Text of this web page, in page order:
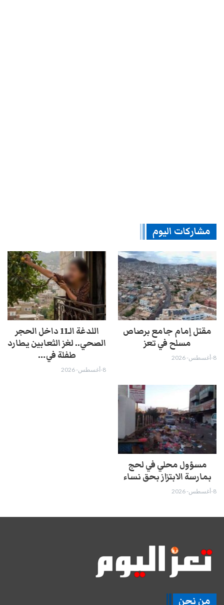
مشاركات اليوم
مقتل إمام جامع برصاص
مسلح في تعز
8-أغسطس- 2026
اللدغة الـ11 داخل الحجر
الصحي.. لغز الثعابين يطارد
طفلة في…
8-أغسطس- 2026
مسؤول محلي في لحج
بمارسة الابتزاز بحق نساء
8-أغسطس- 2026
من نحن